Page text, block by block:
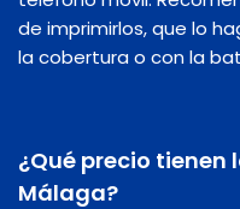
de imprimirlos, que lo
la cobertura o con la
¿Qué precio tienen
Málaga?